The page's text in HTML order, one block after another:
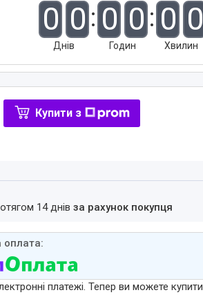
0 0
Днів
0 0
Годин
0 0
Хвилин
Купити з
14 днівза рахунок покупця
платежі. Тепер ви можете